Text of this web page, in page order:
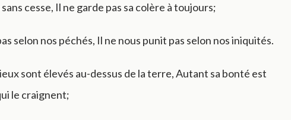
cesse, Il ne garde pas sa colère à toujours;
selon nos péchés, Il ne nous punit pas selon nos iniquités.
sont élevés au-dessus de la terre, Autant sa bonté est
le craignent;